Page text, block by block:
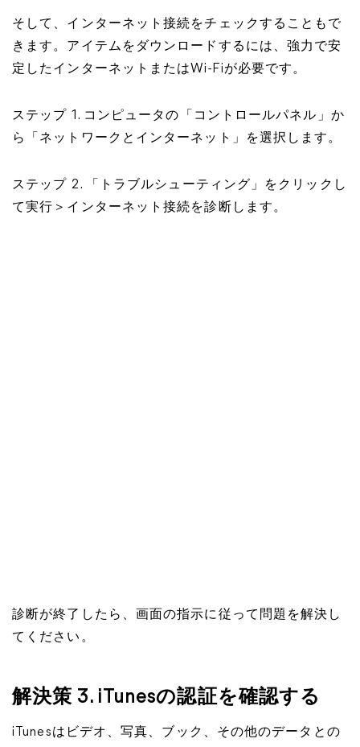
そして、インターネット接続をチェックすることもで
きます。アイテムをダウンロードするには、強力で安
定したインターネットまたはWi-Fiが必要です。
ステップ 1. コンピュータの「コントロールパネル」か
ら「ネットワークとインターネット」を選択します。
ステップ 2. 「トラブルシューティング」をクリックし
て実行＞インターネット接続を診断します。
診断が終了したら、画面の指示に従って問題を解決し
てください。
解決策 3. iTunesの認証を確認する
iTunesはビデオ、写真、ブック、その他のデータとの